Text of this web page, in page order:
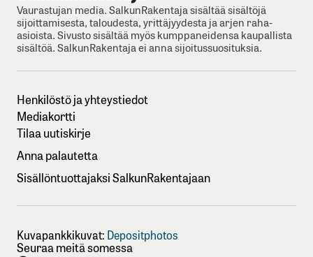
Vaurastujan media. SalkunRakentaja sisältää sisältöjä
sijoittamisesta, taloudesta, yrittäjyydesta ja arjen raha-
asioista. Sivusto sisältää myös kumppaneidensa kaupallista
sisältöä. SalkunRakentaja ei anna sijoitussuosituksia.
Henkilöstö ja yhteystiedot
Mediakortti
Tilaa uutiskirje
Anna palautetta
Sisällöntuottajaksi SalkunRakentajaan
Kuvapankkikuvat: Depositphotos
Seuraa meitä somessa